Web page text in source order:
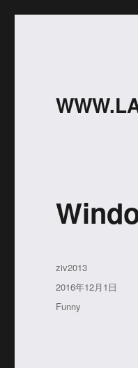
作
者
ziv2013
发
布
2016年12月1日
分
Funny